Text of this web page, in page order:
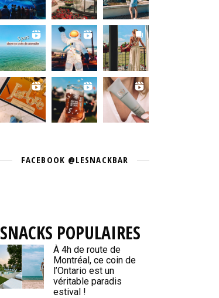
FACEBOOK @LESNACKBAR
SNACKS POPULAIRES
À 4h de route de
Montréal, ce coin de
l’Ontario est un
véritable paradis
estival !